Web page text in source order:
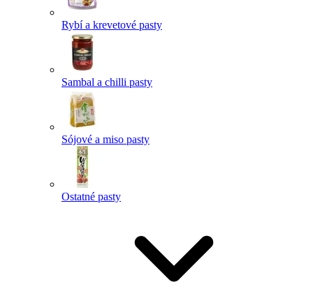
Rybí a krevetové pasty
Sambal a chilli pasty
Sójové a miso pasty
Ostatné pasty